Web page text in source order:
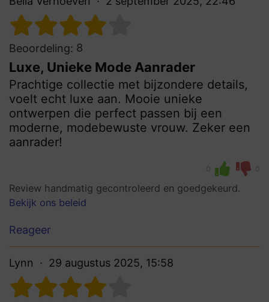
Beoordeling: 8
Luxe, Unieke Mode Aanrader
Prachtige collectie met bijzondere details,
voelt echt luxe aan. Mooie unieke
ontwerpen die perfect passen bij een
moderne, modebewuste vrouw. Zeker een
aanrader!
0 0
Review handmatig gecontroleerd en goedgekeurd.
Bekijk ons beleid
Reageer
Lynn 29 augustus 2025, 15:58